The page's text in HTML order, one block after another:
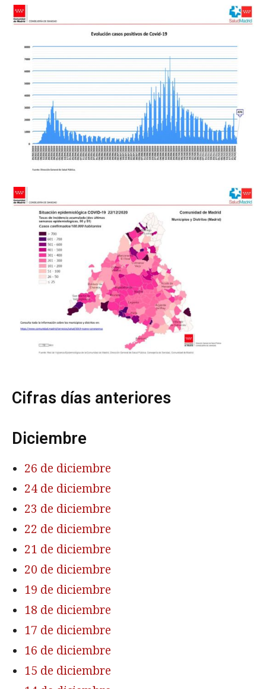
Cifras días anteriores
Diciembre
26 de diciembre
24 de diciembre
23 de diciembre
22 de diciembre
21 de diciembre
20 de diciembre
19 de diciembre
18 de diciembre
17 de diciembre
16 de diciembre
15 de diciembre